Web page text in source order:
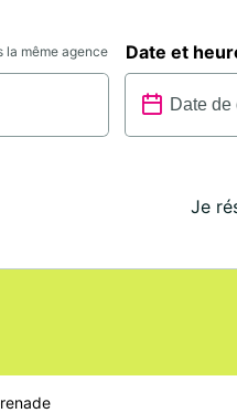
la même agence Date et
Je